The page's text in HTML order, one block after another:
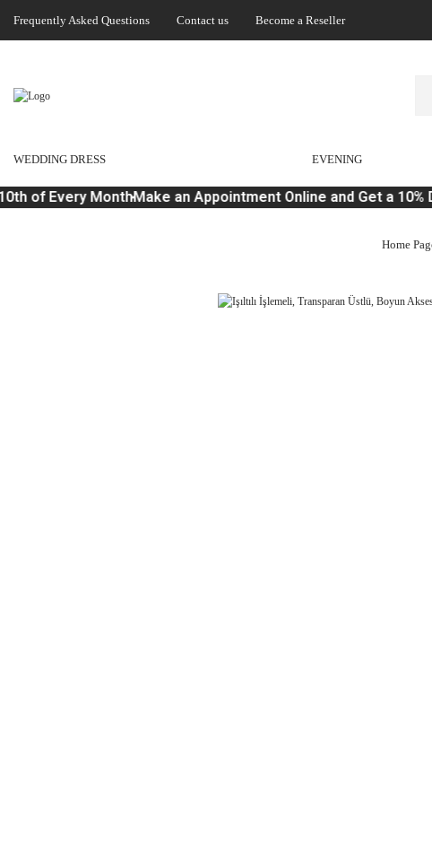
Frequently Asked Questions Contact us Become a Reseller
WEDDING DRESS EVENING
of Every MonthMake an Appointment Online and Get a 10%
Home